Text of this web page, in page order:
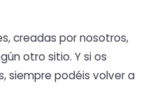
creadas por nosotros,
otro sitio. Y si os
siempre podéis volver a